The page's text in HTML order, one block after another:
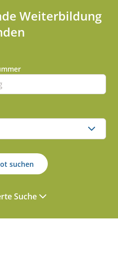
Weiterbildung
suchen
Suche